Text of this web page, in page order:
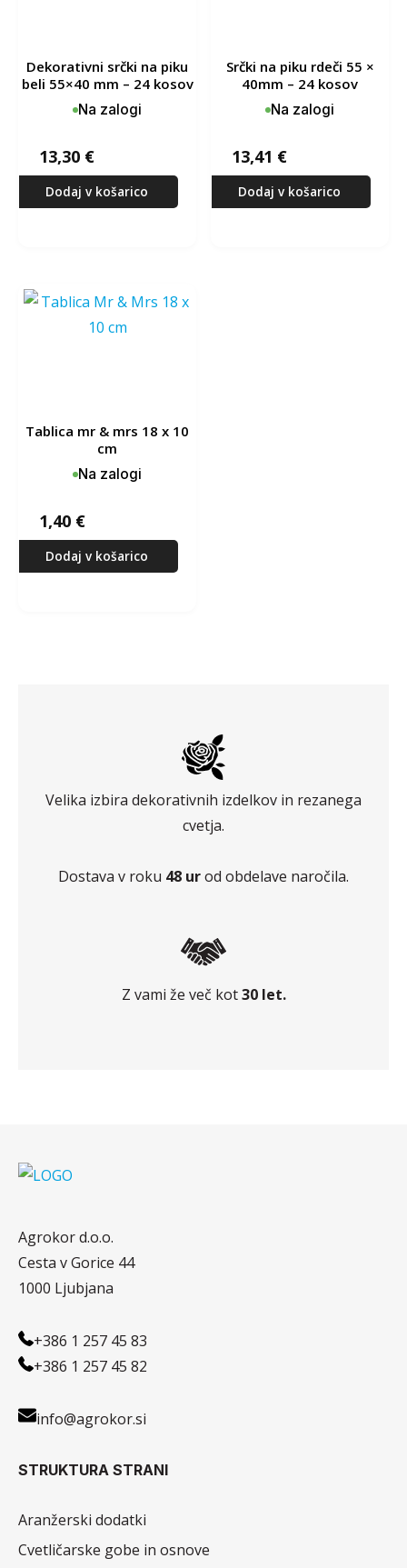
dekorativni srčki na piku
beli 55×40 mm – 24 kosov
Na zalogi
13,30 €
Dodaj v košarico
srčki na piku rdeči 55 ×
40mm – 24 kosov
Na zalogi
13,41 €
Dodaj v košarico
tablica mr & mrs 18 x 10
cm
Na zalogi
1,40 €
Dodaj v košarico
Velika izbira dekorativnih izdelkov in rezanega
cvetja.
Dostava v roku 48 urod obdelave naročila.
Z vami že več kot30 let.
Agrokor d.o.o.
Cesta v Gorice 44
1000 Ljubjana
+386 1 257 45 83
+386 1 257 45 82
info@agrokor.si
STRUKTURA STRANI
Aranžerski dodatki
Cvetličarske gobe in osnove